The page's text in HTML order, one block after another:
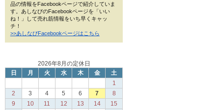
品の情報をFacebookページで紹介していま
す。あしなびのFacebookページを「いい
ね！」して売れ筋情報をいち早くキャッ
チ！
>>あしなびFacebookページはこちら
2026年8月の定休日
日
月 火 水 木 金
土
1
2
3 4 5 6 7
8
9
10 11 12 13 14
15